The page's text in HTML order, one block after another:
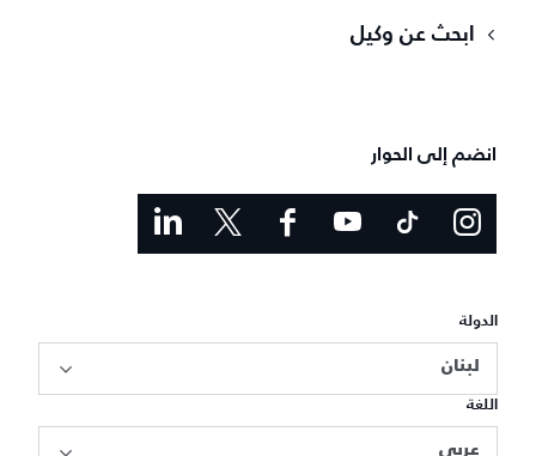
ابحث عن وكيل
انضم إلى الحوار
الدولة
لبنان
اللغة
عربي